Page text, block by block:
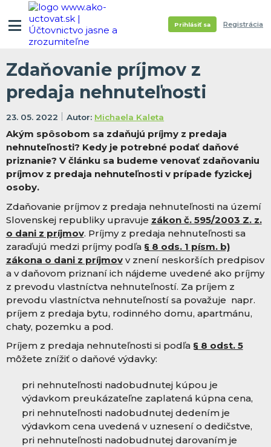
Prihlásiť sa Registrácia
Zdaňovanie príjmov z
predaja nehnuteľnosti
23. 05. 2022 Michaela Kaleta
Akým spôsobom sa zdaňujú príjmy z predaja
nehnuteľnosti? Kedy je potrebné podať daňové
priznanie? V článku sa budeme venovať zdaňovaniu
príjmov z predaja nehnuteľnosti v prípade fyzickej
osoby.
Zdaňovanie príjmov z predaja nehnuteľnosti na území
Slovenskej republiky upravuje zákon č. 595/2003 Z. z.
o dani z príjmov. Príjmy z predaja nehnuteľnosti sa
zaraďujú medzi príjmy podľa § 8 ods. 1 písm. b)
zákona o dani z príjmovv znení neskorších predpisov
a v daňovom priznaní ich nájdeme uvedené ako príjmy
z prevodu vlastníctva nehnuteľností. Za príjem z
prevodu vlastníctva nehnuteľností sa považuje napr.
príjem z predaja bytu, rodinného domu, apartmánu,
chaty, pozemku a pod.
Príjem z predaja nehnuteľnosti si podľa § 8 odst. 5
môžete znížiť o daňové výdavky:
pri nehnuteľnosti nadobudnutej kúpou je
výdavkom preukázateľne zaplatená kúpna cena,
pri nehnuteľnosti nadobudnutej dedením je
výdavkom cena uvedená v uznesení o dedičstve,
pri nehnuteľnosti nadobudnutej darovaním je